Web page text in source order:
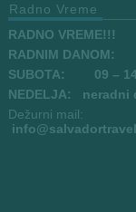
Radno Vreme
RADNO VREME!!!
RADNIM DANOM:
SUBOTA: 09 –
NEDELJA: neradni
Dežurni mail:
info